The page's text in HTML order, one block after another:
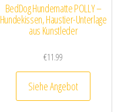
BedDog Hundematte POLLY –
Hundekissen, Haustier-Unterlage
aus Kunstleder
€11.99
Siehe Angebot